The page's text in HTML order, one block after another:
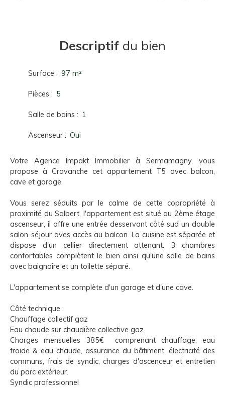
Descriptif du bien
Surface : 97 m²
Pièces : 5
Salle de bains : 1
Ascenseur : Oui
Votre Agence Impakt Immobilier à Sermamagny, vous
propose à Cravanche cet appartement T5 avec balcon,
cave et garage.
Vous serez séduits par le calme de cette copropriété à
proximité du Salbert, l'appartement est situé au 2ème étage
ascenseur, il offre une entrée desservant côté sud un double
salon-séjour aves accès au balcon. La cuisine est séparée et
dispose d'un cellier directement attenant. 3 chambres
confortables complètent le bien ainsi qu'une salle de bains
avec baignoire et un toilette séparé.
L'appartement se complète d'un garage et d'une cave.
Côté technique :
Chauffage collectif gaz
Eau chaude sur chaudière collective gaz
Charges mensuelles 385€ comprenant chauffage, eau
froide & eau chaude, assurance du bâtiment, électricité des
communs, frais de syndic, charges d'ascenceur et entretien
du parc extérieur.
Syndic professionnel